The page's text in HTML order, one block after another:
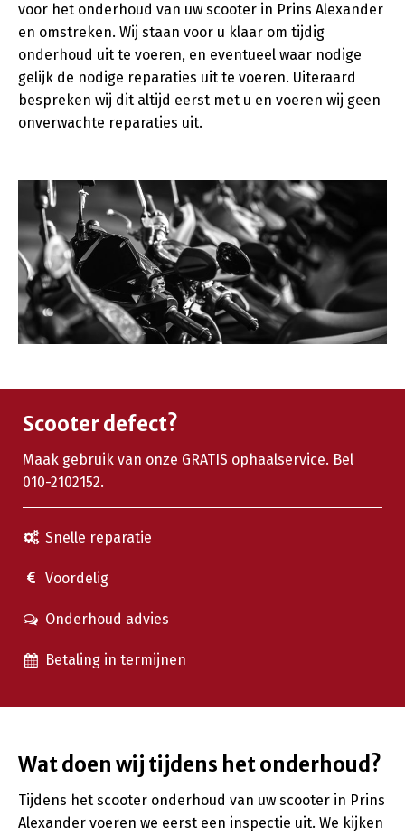
voor het onderhoud van uw scooter in Prins Alexander
en omstreken. Wij staan voor u klaar om tijdig
onderhoud uit te voeren, en eventueel waar nodige
gelijk de nodige reparaties uit te voeren. Uiteraard
bespreken wij dit altijd eerst met u en voeren wij geen
onverwachte reparaties uit.
Scooter defect?
Maak gebruik van onze GRATIS ophaalservice. Bel
010-2102152.
Snelle reparatie
Voordelig
Onderhoud advies
Betaling in termijnen
Wat doen wij tijdens het onderhoud?
Tijdens het scooter onderhoud van uw scooter in Prins
Alexander voeren we eerst een inspectie uit. We kijken